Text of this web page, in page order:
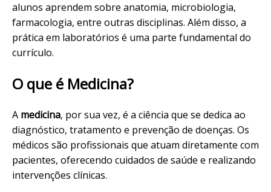
alunos aprendem sobre anatomia, microbiologia,
farmacologia, entre outras disciplinas. Além disso, a
prática em laboratórios é uma parte fundamental do
currículo.
O que é Medicina?
A medicina, por sua vez, é a ciência que se dedica ao
diagnóstico, tratamento e prevenção de doenças. Os
médicos são profissionais que atuam diretamente com
pacientes, oferecendo cuidados de saúde e realizando
intervenções clínicas.